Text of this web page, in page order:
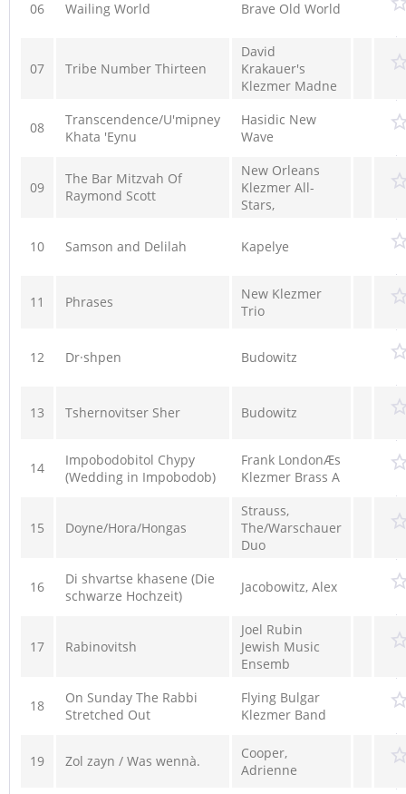
06 Wailing World Brave Old World
07 Tribe Number Thirteen
David
Krakauer's
Klezmer Madne
08
Transcendence/U'mipney
Khata 'Eynu
Hasidic New
Wave
09
The Bar Mitzvah Of
Raymond Scott
New Orleans
Klezmer All-
Stars,
10 Samson and Delilah Kapelye
11 Phrases
New Klezmer
Trio
12 Dr·shpen Budowitz
13 Tshernovitser Sher Budowitz
14
Impobodobitol Chypy
(Wedding in Impobodob)
Frank LondonÆs
Klezmer Brass A
15 Doyne/Hora/Hongas
Strauss,
The/Warschauer
Duo
16
Di shvartse khasene (Die
schwarze Hochzeit)
Jacobowitz, Alex
17 Rabinovitsh
Joel Rubin
Jewish Music
Ensemb
18
On Sunday The Rabbi
Stretched Out
Flying Bulgar
Klezmer Band
19 Zol zayn / Was wennà.
Cooper,
Adrienne